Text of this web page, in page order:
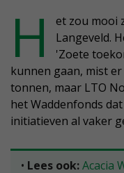
H
et zou mooi
Langeveld.
'Zoete
kunnen gaan, mist
tonnen, maar LTO
het Waddenfonds
initiatieven al vaker
• Lees ook:Acacia